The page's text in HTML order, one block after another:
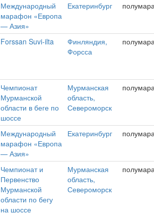
Международный
марафон «Европа
— Азия»
Екатеринбург
Forssan Suvi-ilta
Финляндия,
Форсса
Чемпионат
Мурманской
области в беге по
шоссе
Мурманская
область,
Североморск
Международный
марафон «Европа
— Азия»
Екатеринбург
Чемпионат и
Первенство
Мурманской
области по бегу
на шоссе
Мурманская
область,
Североморск